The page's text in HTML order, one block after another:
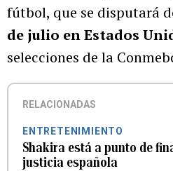
fútbol, que se disputará
de julio en Estados
selecciones de la
RELACIONADAS
ENTRETENIMIENTO
Shakira está a punto de
justicia española